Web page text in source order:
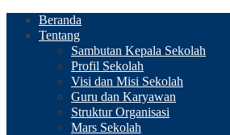
Beranda
Tentang
Sambutan Kepala Sekolah
Profil Sekolah
Visi dan Misi Sekolah
Guru dan Karyawan
Struktur Organisasi
Mars Sekolah